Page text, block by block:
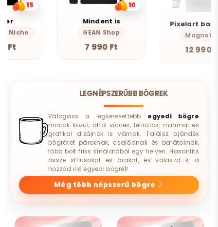
10
Pixelart bakelit az űrben v3
LEGNÉPSZERŰBB BÖGREK
Válogass a legkeresettebb egyedi bögre
minták közül, ahol vicces, feliratos, minimal és
grafikai dizájnok is várnak. Találsz ajándék
bögréket pároknak, családnak és barátoknak,
több bolt friss kínálatából egy helyen. Hasonlíts
össze stílusokat és árakat, és válaszd ki a
hozzád illő egyedi bögrét!
Még több népszerű bögre